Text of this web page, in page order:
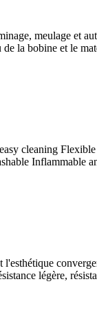
meulage et
la bobine et le
cleaning
Inflammable
l'esthétique
légère,